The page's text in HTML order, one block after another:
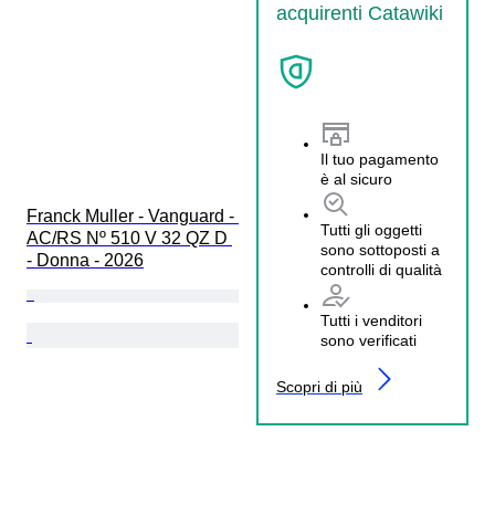
acquirenti Catawiki
Il tuo pagamento
è al sicuro
Tutti gli oggetti
sono sottoposti a
controlli di qualità
Tutti i venditori
sono verificati
Scopri di più
Franck Muller - Vanguard -
AC/RS Nº 510 V 32 QZ D
- Donna - 2026